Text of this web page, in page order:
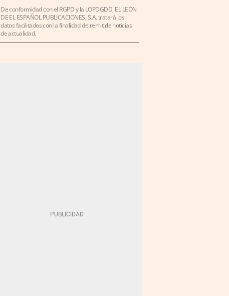
De conformidad con el RGPD y la LOPDGDD, EL LEÓN
DE EL ESPAÑOL PUBLICACIONES, S.A. tratará los
datos facilitados con la finalidad de remitirle noticias
de actualidad.